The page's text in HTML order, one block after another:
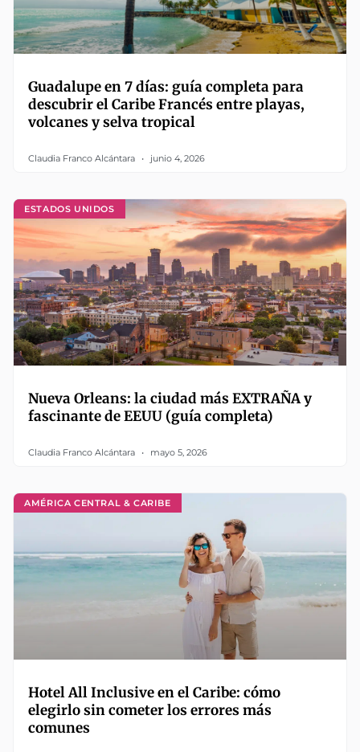
Guadalupe en 7 días: guía completa para
descubrir el Caribe Francés entre playas,
volcanes y selva tropical
Claudia Franco Alcántara junio 4, 2026
ESTADOS UNIDOS
Nueva Orleans: la ciudad más EXTRAÑA y
fascinante de EEUU (guía completa)
Claudia Franco Alcántara mayo 5, 2026
AMÉRICA CENTRAL & CARIBE
Hotel All Inclusive en el Caribe: cómo
elegirlo sin cometer los errores más
comunes